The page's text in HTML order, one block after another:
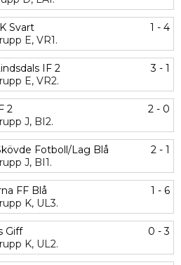
Svart
1 - 4
E, VR1.
IF 2
3 - 1
E, VR2.
2
2 - 0
J, BI2.
Fotboll/Lag Blå
2 - 1
J, BI1.
FF Blå
1 - 6
K, UL3.
Giff
0 - 3
K, UL2.